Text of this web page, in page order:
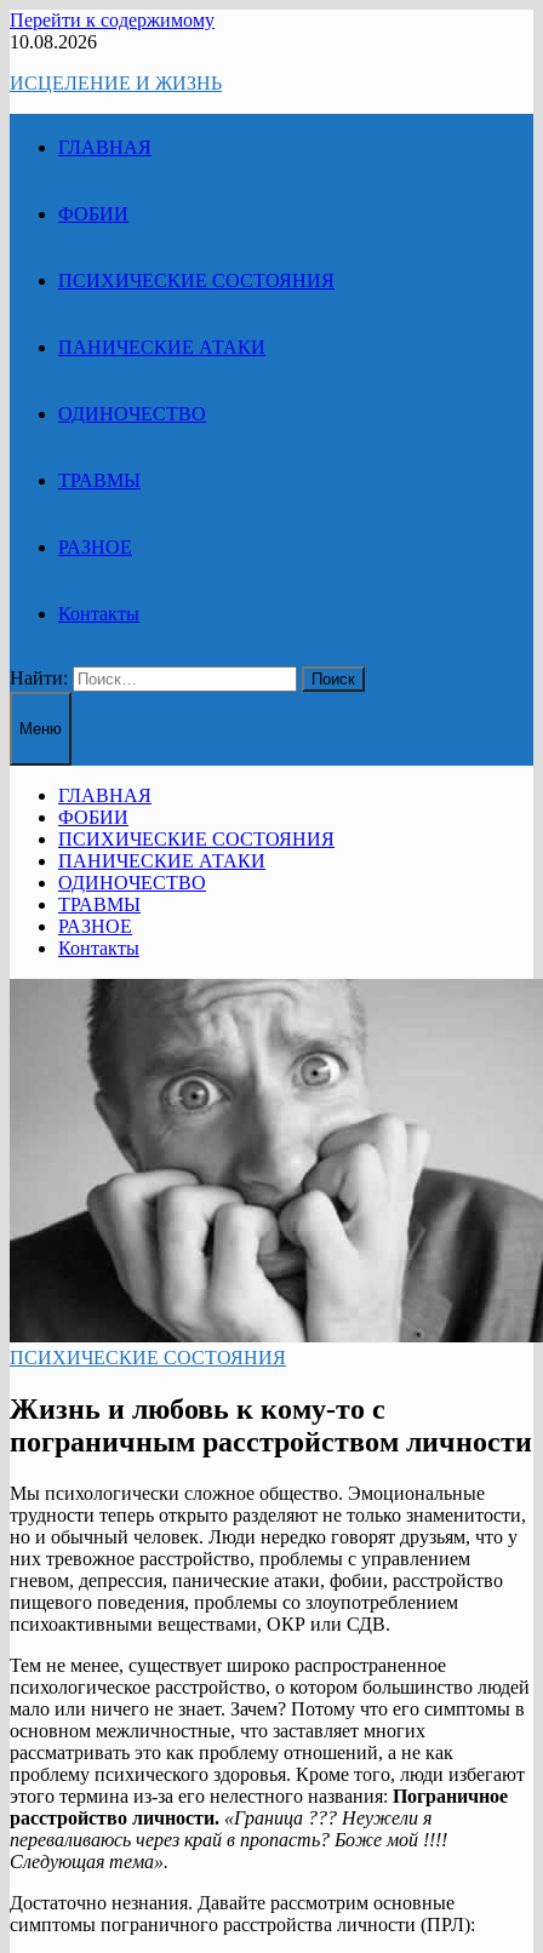
Перейти к содержимому
10.08.2026
ИСЦЕЛЕНИЕ И ЖИЗНЬ
ГЛАВНАЯ
ФОБИИ
ПСИХИЧЕСКИЕ СОСТОЯНИЯ
ПАНИЧЕСКИЕ АТАКИ
ОДИНОЧЕСТВО
ТРАВМЫ
РАЗНОЕ
Контакты
Найти:
Меню
ГЛАВНАЯ
ФОБИИ
ПСИХИЧЕСКИЕ СОСТОЯНИЯ
ПАНИЧЕСКИЕ АТАКИ
ОДИНОЧЕСТВО
ТРАВМЫ
РАЗНОЕ
Контакты
ПСИХИЧЕСКИЕ СОСТОЯНИЯ
Жизнь и любовь к кому-то с
пограничным расстройством личности
Мы психологически сложное общество. Эмоциональные
трудности теперь открыто разделяют не только знаменитости,
но и обычный человек. Люди нередко говорят друзьям, что у
них тревожное расстройство, проблемы с управлением
гневом, депрессия, панические атаки, фобии, расстройство
пищевого поведения, проблемы со злоупотреблением
психоактивными веществами, ОКР или СДВ.
Тем не менее, существует широко распространенное
психологическое расстройство, о котором большинство людей
мало или ничего не знает. Зачем? Потому что его симптомы в
основном межличностные, что заставляет многих
рассматривать это как проблему отношений, а не как
проблему психического здоровья. Кроме того, люди избегают
этого термина из-за его нелестного названия: Пограничное
расстройство личности. «Граница ??? Неужели я
переваливаюсь через край в пропасть? Боже мой !!!!
Следующая тема».
Достаточно незнания. Давайте рассмотрим основные
симптомы пограничного расстройства личности (ПРЛ):